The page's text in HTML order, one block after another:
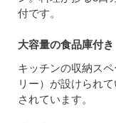
付です。
大容量の食品庫付き
キッチンの収納ス
リー）が設けられ
されています。